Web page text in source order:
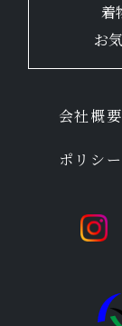
着
お
ポリシ
会社概要